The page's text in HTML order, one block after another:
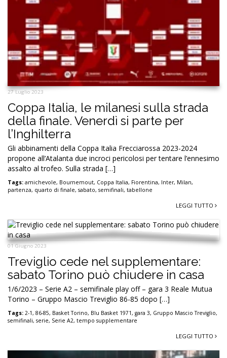
27 Luglio 2023
Coppa Italia, le milanesi sulla strada
della finale. Venerdì si parte per
l’Inghilterra
Gli abbinamenti della Coppa Italia Frecciarossa 2023-2024
propone all’Atalanta due incroci pericolosi per tentare l’ennesimo
assalto al trofeo. Sulla strada […]
Tags: amichevole, Bournemout, Coppa Italia, Fiorentina, Inter, Milan,
partenza, quarto di finale, sabato, semifinali, tabellone
LEGGI TUTTO
01 Giugno 2023
Treviglio cede nel supplementare:
sabato Torino può chiudere in casa
1/6/2023 – Serie A2 – semifinale play off – gara 3 Reale Mutua
Torino – Gruppo Mascio Treviglio 86-85 dopo […]
Tags: 2-1, 86-85, Basket Torino, Blu Basket 1971, gara 3, Gruppo Mascio Treviglio,
semifinali, serie, Serie A2, tempo supplementare
LEGGI TUTTO